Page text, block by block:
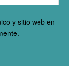
y sitio web en